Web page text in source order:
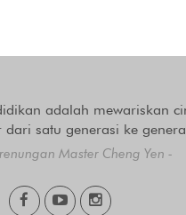
adalah mewariskan
satu generasi ke
Master Cheng Yen -